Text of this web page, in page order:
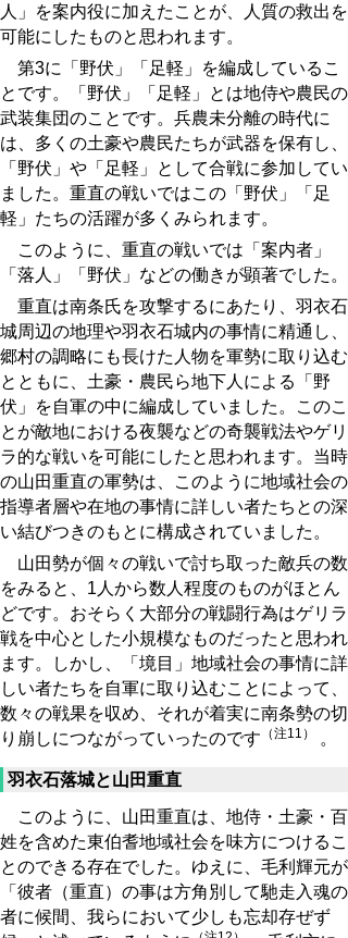
人」を案内役に加えたことが、人質の救出を
可能にしたものと思われます。
第3に「野伏」「足軽」を編成しているこ
とです。「野伏」「足軽」とは地侍や農民の
武装集団のことです。兵農未分離の時代に
は、多くの土豪や農民たちが武器を保有し、
「野伏」や「足軽」として合戦に参加してい
ました。重直の戦いではこの「野伏」「足
軽」たちの活躍が多くみられます。
このように、重直の戦いでは「案内者」
「落人」「野伏」などの働きが顕著でした。
重直は南条氏を攻撃するにあたり、羽衣石
城周辺の地理や羽衣石城内の事情に精通し、
郷村の調略にも長けた人物を軍勢に取り込む
とともに、土豪・農民ら地下人による「野
伏」を自軍の中に編成していました。このこ
とが敵地における夜襲などの奇襲戦法やゲリ
ラ的な戦いを可能にしたと思われます。当時
の山田重直の軍勢は、このように地域社会の
指導者層や在地の事情に詳しい者たちとの深
い結びつきのもとに構成されていました。
山田勢が個々の戦いで討ち取った敵兵の数
をみると、1人から数人程度のものがほとん
どです。おそらく大部分の戦闘行為はゲリラ
戦を中心とした小規模なものだったと思われ
ます。しかし、「境目」地域社会の事情に詳
しい者たちを自軍に取り込むことによって、
数々の戦果を収め、それが着実に南条勢の切
り崩しにつながっていったのです （注11） 。
羽衣石落城と山田重直
このように、山田重直は、地侍・土豪・百
姓を含めた東伯耆地域社会を味方につけるこ
とのできる存在でした。ゆえに、毛利輝元が
「彼者（重直）の事は方角別して馳走入魂の
者に候間、我らにおいて少しも忘却存ぜず